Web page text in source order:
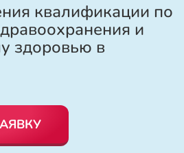
квалификации по
и
здоровью в